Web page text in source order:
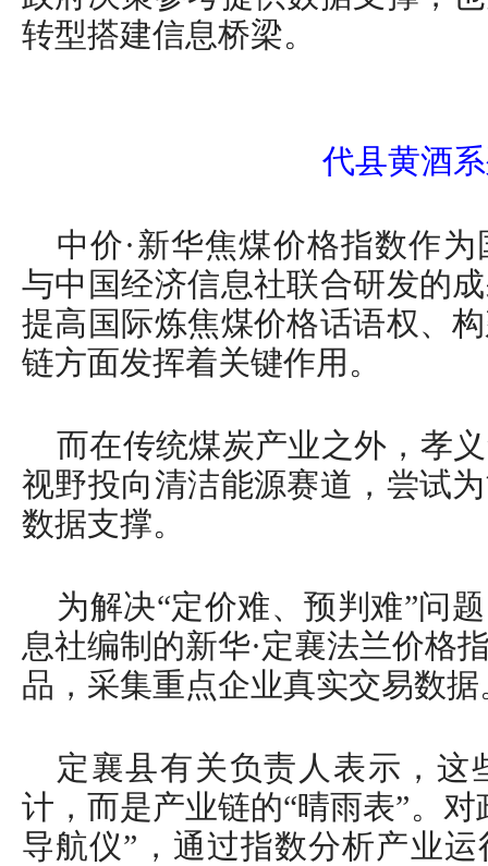
转型搭建信息桥梁。
代县黄酒
中价·新华焦煤价格指数作
与中国经济信息社联合研发的
提高国际炼焦煤价格话语权、
链方面发挥着关键作用。
而在传统煤炭产业之外，孝
视野投向清洁能源赛道，尝试
数据支撑。
为解决“定价难、预判难”问
息社编制的新华·定襄法兰价格
品，采集重点企业真实交易数据
定襄县有关负责人表示，这
计，而是产业链的“晴雨表”。
导航仪”，通过指数分析产业